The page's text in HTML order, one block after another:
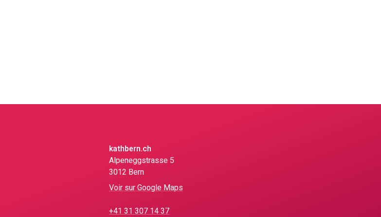
kathbern.ch
Alpeneggstrasse 5
3012 Bern
Voir sur Google Maps
+41 31 307 14 37